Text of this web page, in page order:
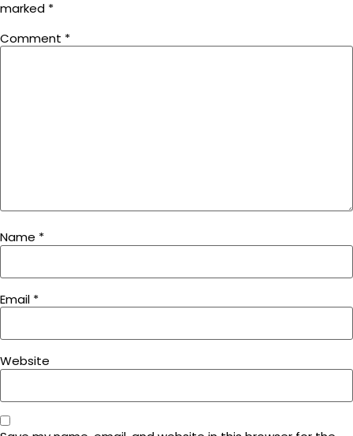
marked *
Comment *
Name *
Email *
Website